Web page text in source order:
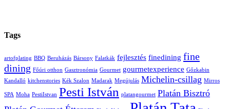
Tags
artofplating BBQ Beruházás Bársony Falatkák fejlesztés finedining fine
dining Főúri otthon Gasztronómia Gourmet gourmetexperience Gőzkabin
Kandalló kitchenstories Kék Szalon Madarak Megújulás Michelin-csillag Mirros
SPA Moha PestiIstvan Pesti István platangourmet Platán Bisztró